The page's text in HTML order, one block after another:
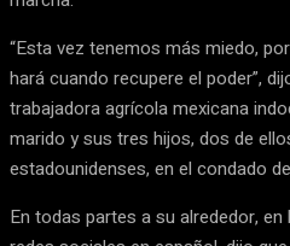
“Esta vez tenemos más miedo,
hará cuando recupere el poder”,
trabajadora agrícola mexicana
marido y sus tres hijos, dos de
estadounidenses, en el condado
En todas partes a su alrededor,